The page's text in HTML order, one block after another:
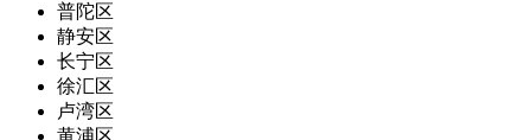
普陀区
静安区
长宁区
徐汇区
卢湾区
黄浦区